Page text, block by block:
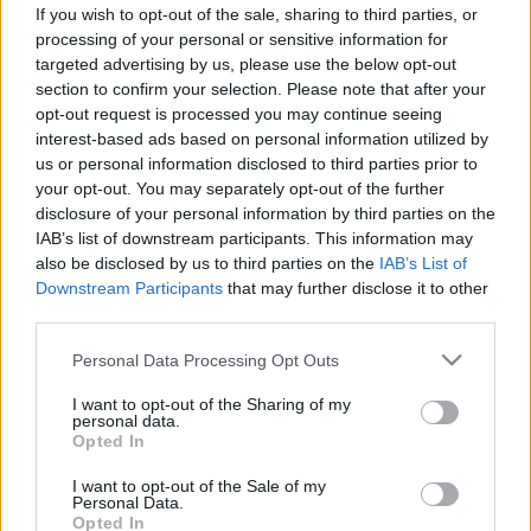
If you wish to opt-out of the sale, sharing to third parties, or
processing of your personal or sensitive information for
targeted advertising by us, please use the below opt-out
section to confirm your selection. Please note that after your
opt-out request is processed you may continue seeing
interest-based ads based on personal information utilized by
us or personal information disclosed to third parties prior to
your opt-out. You may separately opt-out of the further
disclosure of your personal information by third parties on the
IAB’s list of downstream participants. This information may
also be disclosed by us to third parties on the IAB’s List of
Downstream Participants that may further disclose it to other
Please note that this website/app uses one or more Google
not limited to your visit or usage behaviour. You may click to
grant or deny consent to Google and its third-party tags to
use your data for below specified purposes in below Google
consent section.
Personal Data Processing Opt Outs
I want to opt-out of the Sharing of my
personal data.
Opted In
I want to opt-out of the Sale of my
Personal Data.
Opted In
Betegségek
2011. április 20. 09:57
Módosítva: 2015. november 04. 13:49
Megosztás
Küldés Küldés Messengeren
Egészségkalauz
Egészségkalauz
A "naponta egy alma a doktort távol tartja" mondás
megerősítette. A tanulmányt ismertető előadás
Washingtonban az Experimental Biology 2011
kongresszuson hangzott el.